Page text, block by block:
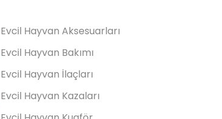
Evcil Hayvan Aksesuarları
Evcil Hayvan Bakımı
Evcil Hayvan İlaçları
Evcil Hayvan Kazaları